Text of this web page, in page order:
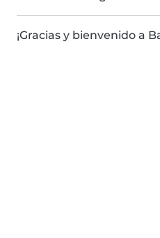
¡Gracias y bienvenido a